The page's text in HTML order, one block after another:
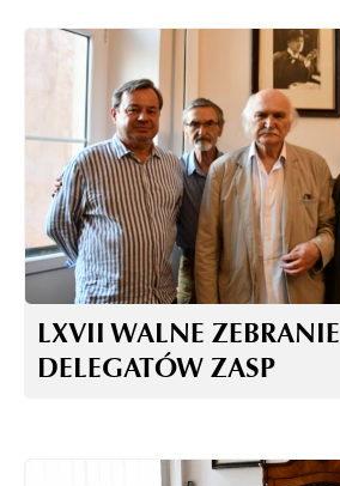
LXVII WALNE ZEBRANIE
DELEGATÓW ZASP